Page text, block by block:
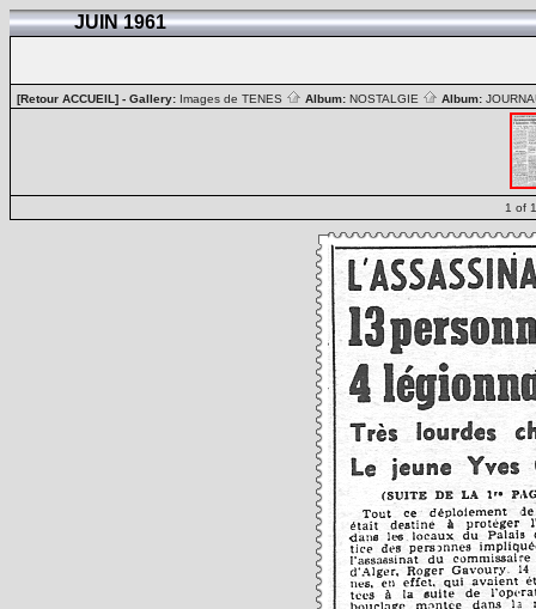
JUIN 1961
[Retour ACCUEIL] - Gallery: Images de TENES Album: NOSTALGIE Album:
1 of